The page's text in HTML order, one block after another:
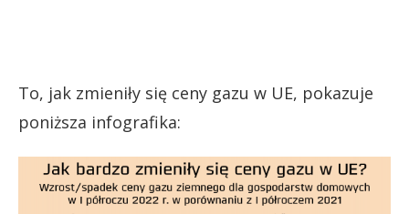
To, jak zmieniły się ceny gazu w UE, pokazuje
poniższa infografika: